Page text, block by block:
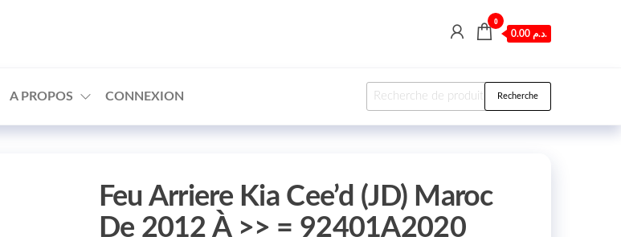
0
0.00 د.م.
A PROPOS CONNEXION Recherche pour : Recherche
Feu Arriere Kia Cee’d (JD) Maroc
De 2012 À >> = 92401A2020